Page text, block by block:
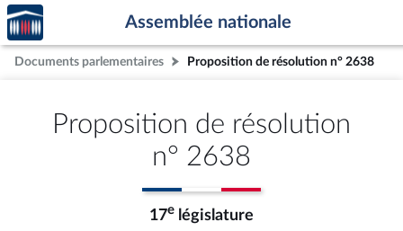
Aller au contenu
Aller en bas de la page
Accèder
à la
page
d'accueil
Assemblée nationale
Documents parlementaires Proposition de résolution n° 2638
Proposition de résolution
n° 2638
17e législature